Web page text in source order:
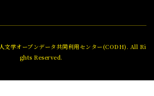
学オープンデータ共同利用センター(CODH). All Ri
ghts Reserved.